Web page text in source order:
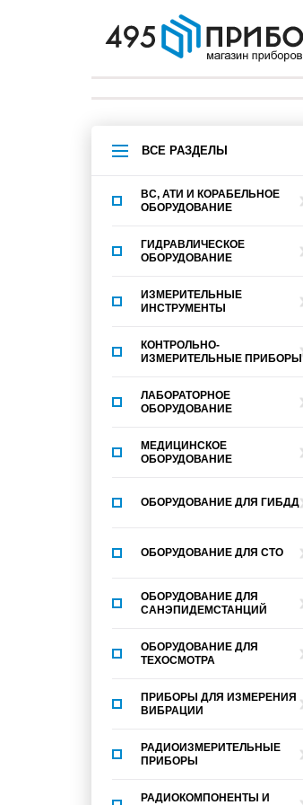
ВСЕ РАЗДЕЛЫ
ВС, АТИ И КОРАБЕЛЬНОЕ
ОБОРУДОВАНИЕ
ГИДРАВЛИЧЕСКОЕ
ОБОРУДОВАНИЕ
ИЗМЕРИТЕЛЬНЫЕ
ИНСТРУМЕНТЫ
КОНТРОЛЬНО-
ИЗМЕРИТЕЛЬНЫЕ ПРИБОРЫ
ЛАБОРАТОРНОЕ
ОБОРУДОВАНИЕ
МЕДИЦИНСКОЕ
ОБОРУДОВАНИЕ
ОБОРУДОВАНИЕ ДЛЯ ГИБДД
ОБОРУДОВАНИЕ ДЛЯ СТО
ОБОРУДОВАНИЕ ДЛЯ
САНЭПИДЕМСТАНЦИЙ
ОБОРУДОВАНИЕ ДЛЯ
ТЕХОСМОТРА
ПРИБОРЫ ДЛЯ ИЗМЕРЕНИЯ
ВИБРАЦИИ
РАДИОИЗМЕРИТЕЛЬНЫЕ
ПРИБОРЫ
РАДИОКОМПОНЕНТЫ И